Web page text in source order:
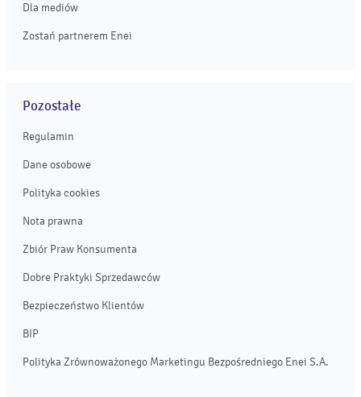
Dla mediów
Zostań partnerem Enei
Pozostałe
Regulamin
Dane osobowe
Polityka cookies
Nota prawna
Zbiór Praw Konsumenta
Dobre Praktyki Sprzedawców
Bezpieczeństwo Klientów
BIP
Polityka Zrównoważonego Marketingu Bezpośredniego Enei S.A.